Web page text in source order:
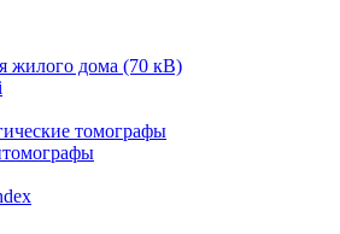
жилого дома (70 кВ)
томографы